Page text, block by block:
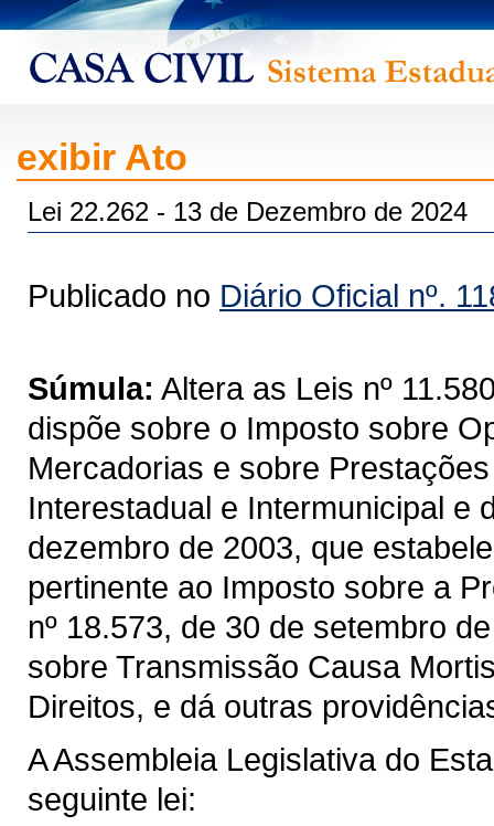
exibir Ato
Lei 22.262 - 13 de Dezembro de 2024
Publicado no Diário Oficial nº.
Súmula: Altera as Leis nº
dispõe sobre o Imposto sobre
Mercadorias e sobre
Interestadual e Intermunicipal e
dezembro de 2003, que
pertinente ao Imposto sobre a
nº 18.573, de 30 de setembro
sobre Transmissão Causa
Direitos, e dá outras
A Assembleia Legislativa do
seguinte lei: